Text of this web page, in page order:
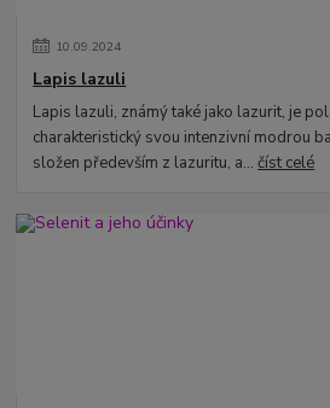
10.09.2024
Lapis lazuli
Lapis lazuli, známý také jako lazurit, je
charakteristický svou intenzivní modrou
složen především z lazuritu, a...číst celé